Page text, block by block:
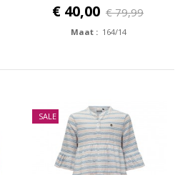
Tanne
€ 40,00 € 79,99
Maat : 164/14
SALE